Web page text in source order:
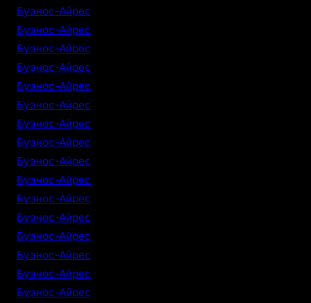
Буэнос-Айрес
Буэнос-Айрес
Буэнос-Айрес
Буэнос-Айрес
Буэнос-Айрес
Буэнос-Айрес
Буэнос-Айрес
Буэнос-Айрес
Буэнос-Айрес
Буэнос-Айрес
Буэнос-Айрес
Буэнос-Айрес
Буэнос-Айрес
Буэнос-Айрес
Буэнос-Айрес
Буэнос-Айрес